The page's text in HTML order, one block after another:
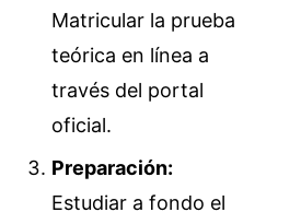
Matricular la prueba
teórica en línea a
través del portal
oficial.
Preparación:
Estudiar a fondo el